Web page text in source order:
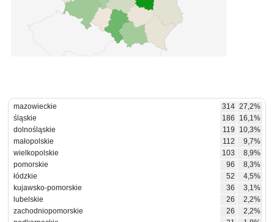
mazowieckie 314 27,2%
śląskie
186
16,1%
dolnośląskie
119
10,3%
małopolskie
112
9,7%
wielkopolskie
103
8,9%
pomorskie
96
8,3%
łódzkie
52
4,5%
kujawsko-pomorskie
36
3,1%
lubelskie
26
2,2%
zachodniopomorskie
26
2,2%